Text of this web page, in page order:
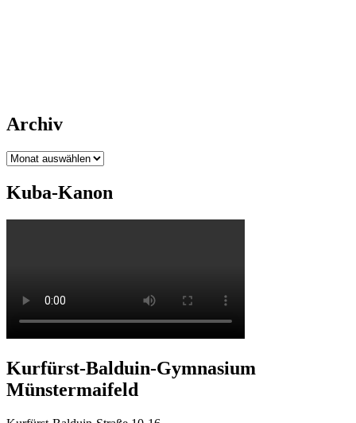
Archiv
Archiv
Kuba-Kanon
Kurfürst-Balduin-Gymnasium
Münstermaifeld